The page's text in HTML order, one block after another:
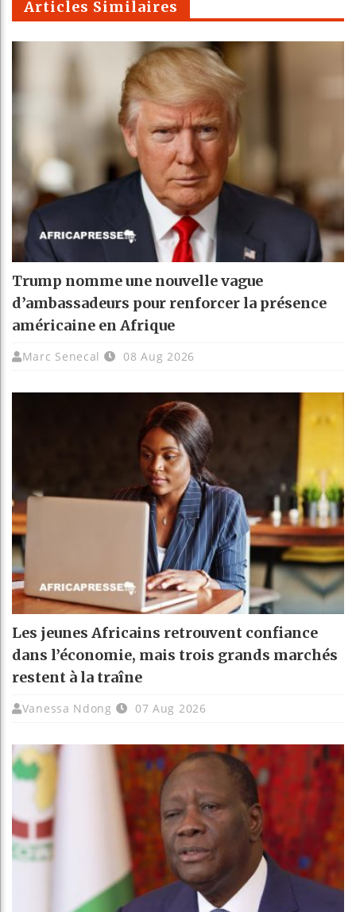
Articles Similaires
Trump nomme une nouvelle vague
d’ambassadeurs pour renforcer la présence
américaine en Afrique
Marc Senecal 08 Aug 2026
Les jeunes Africains retrouvent confiance
dans l’économie, mais trois grands marchés
restent à la traîne
Vanessa Ndong 07 Aug 2026